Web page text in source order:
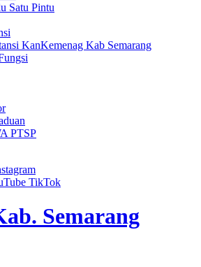
Satu Pintu
KanKemenag Kab Semarang
PTSP
TikTok
Semarang